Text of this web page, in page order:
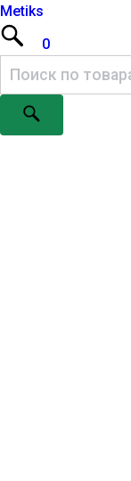
Metiks
0